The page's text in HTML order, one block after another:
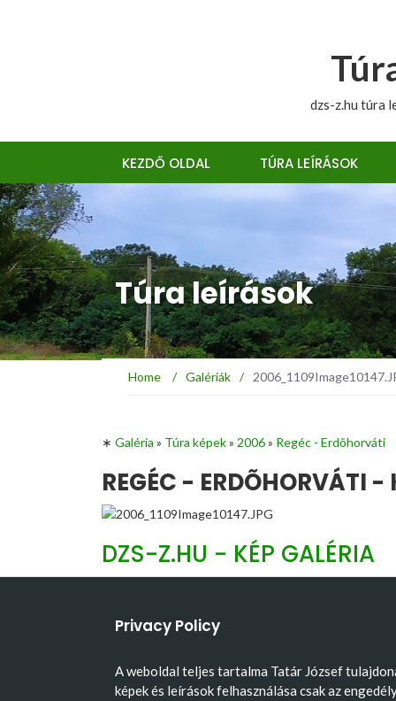
dzs-z.hu túra
KEZDŐ OLDAL TÚRA LEÍRÁSOK
Túra leírások
Home / Galériák /
∗ Galéria » Túra képek» 2006» Regéc - Erdõhorváti
REGÉC - ERDÕHORVÁTI -
DZS-Z.HU - KÉP GALÉRIA
Privacy Policy
A weboldal teljes tartalma Tatár József
képek és leírások felhasználása csak az